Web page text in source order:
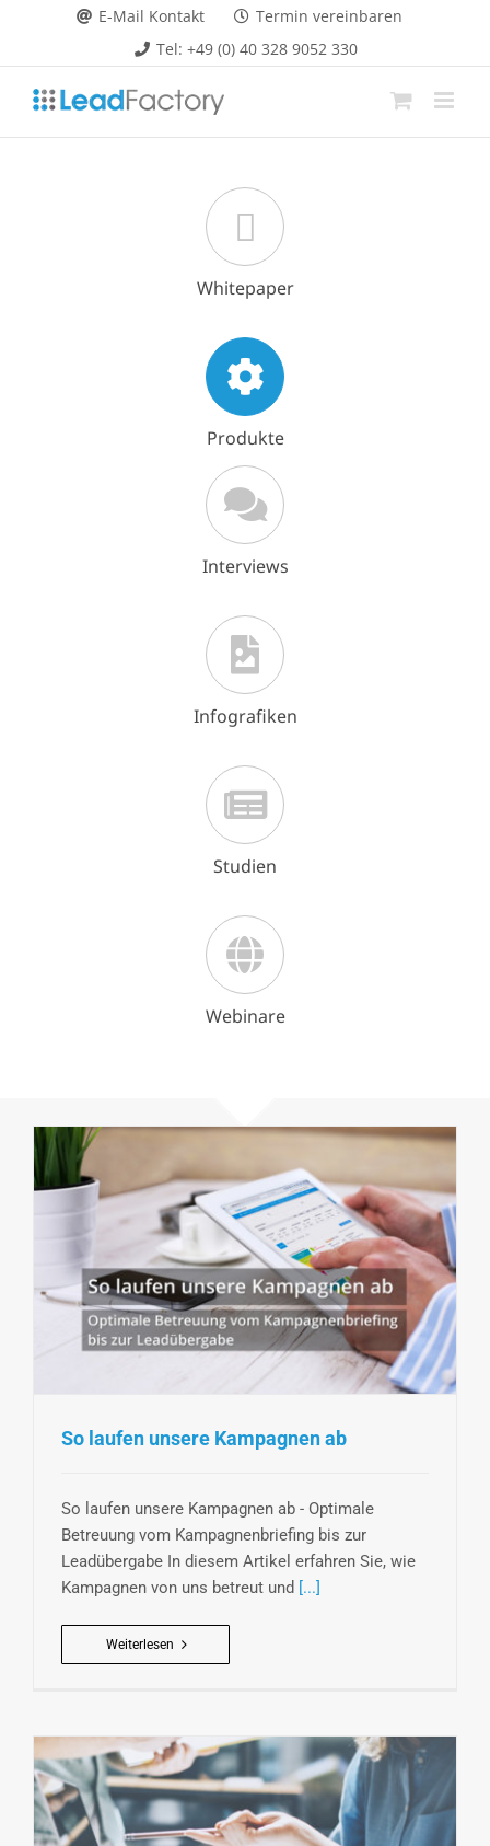
springen
E-Mail Kontakt
Termin vereinbaren
Tel: +49 (0) 40 328 9052 330
Whitepaper
Produkte
Interviews
Infografiken
Studien
Webinare
So laufen unsere Kampagnen ab
So laufen unsere Kampagnen ab - Optimale
Betreuung vom Kampagnenbriefing bis zur
Leadübergabe In diesem Artikel erfahren Sie, wie
Kampagnen von uns betreut und [...]
Weiterlesen